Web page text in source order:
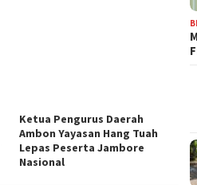
Ketua Pengurus Daerah
Ambon Yayasan Hang Tuah
Lepas Peserta Jambore
Nasional